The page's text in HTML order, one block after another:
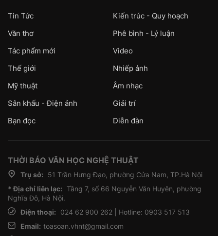
Tin Tức
Kiến trúc - Quy hoạch
Văn thơ
Phê bình - Lý luận
Tác phẩm mới
Video
Thế giới
Nhiếp ảnh
Mỹ thuật
Âm nhạc
Sân khấu - Điện ảnh
Giải trí
Bạn đọc
Diễn đàn
THỜI BÁO VĂN HỌC NGHỆ THUẬT
Trụ sở:
51 Trần Hưng Đạo, phường Cửa Nam, TP.Hà Nội
* Địa chỉ liên lạc: Tầng 7, số 66 Nguyễn Văn Huyên, phường
Nghĩa Đô, Hà Nội.
Điện thoại:
024 62 900 262 | Hotline: 0903 517 513
Email: toasoan.vhnt@gmail.com